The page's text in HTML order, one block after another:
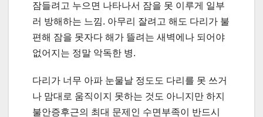
잠들려고 누으면 나타나서 잠을 못 이루게 일부
러 방해하는 느낌. 아무리 잘려고 해도 다리가 불
편해 잠을 못자다 해가 뜰려는 새벽에나 되어야
없어지는 정말 악독한 병.
다리가 너무 아파 눈물날 정도도 다리를 못 쓰거
나 맘대로 움직이지 못하는 것도 아니지만 하지
불안증후근의 최대 문제인 수면부족이 반드시